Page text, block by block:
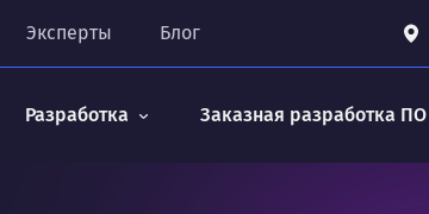
Эксперты Блог
Разработка Заказная разработка ПО